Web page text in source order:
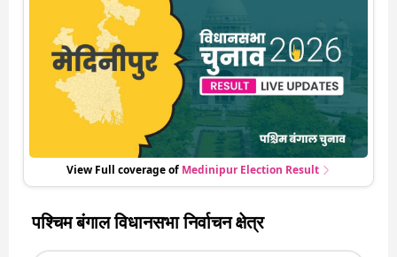
एक हलचल की अपडेट वो भी रियल टाइम में
View Full coverage of MedinipurElection Result
पश्चिम बंगाल विधानसभा निर्वाचन क्षेत्र